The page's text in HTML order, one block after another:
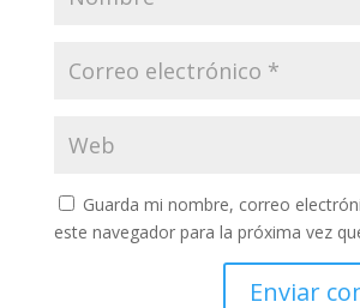
Guarda mi nombre, correo
este navegador para la próxima vez